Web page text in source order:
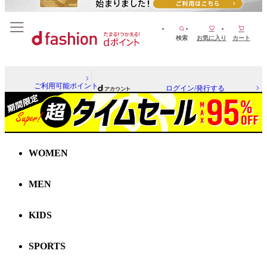
検索 お気に入り カート
ご利用可能ポイント ログイン/発行する
WOMEN
MEN
KIDS
SPORTS